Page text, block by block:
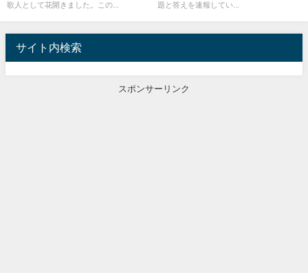
歌人として花開きました。この... 題と答えを速報してい...
サイト内検索
スポンサーリンク